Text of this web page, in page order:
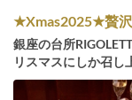
★Xmas2025★贅
銀座の台所
リスマスにしか召し